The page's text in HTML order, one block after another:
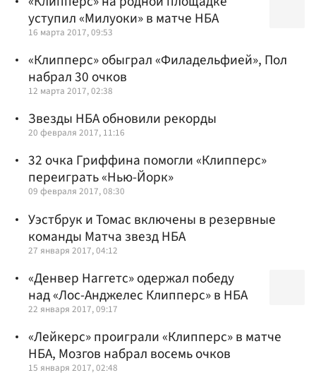
уступил «Милуоки» в матче НБА
16 марта 2017, 09:53
«Клипперс» обыграл «Филадельфией», Пол
набрал 30 очков
12 марта 2017, 02:38
Звезды НБА обновили рекорды
20 февраля 2017, 11:16
32 очка Гриффина помогли «Клипперс»
переиграть «Нью-Йорк»
09 февраля 2017, 08:30
Уэстбрук и Томас включены в резервные
команды Матча звезд НБА
27 января 2017, 04:12
«Денвер Наггетс» одержал победу
над «Лос-Анджелес Клипперс» в НБА
22 января 2017, 09:17
«Лейкерс» проиграли «Клипперс» в матче
НБА, Мозгов набрал восемь очков
15 января 2017, 02:48